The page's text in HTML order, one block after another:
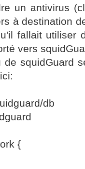
un antivirus
à destination
fallait utiliser
vers
squidGuard
db
{